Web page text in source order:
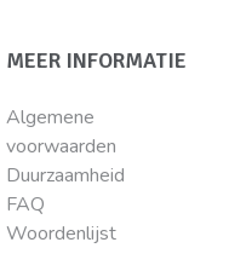
MEER INFORMATIE
Algemene
voorwaarden
Duurzaamheid
FAQ
Woordenlijst